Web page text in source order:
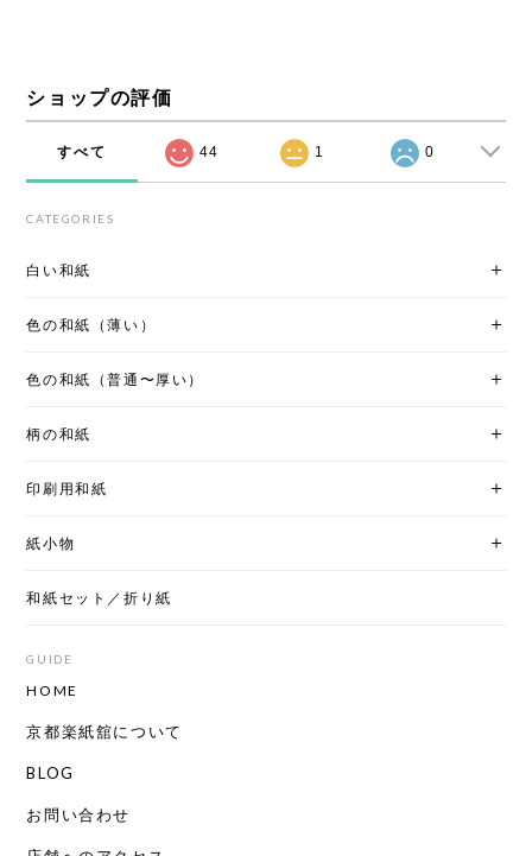
ショップの評価
すべて 44 1 0
CATEGORIES
白い和紙
色の和紙（薄い）
色の和紙（普通〜厚い）
柄の和紙
印刷用和紙
紙小物
和紙セット／折り紙
GUIDE
HOME
京都楽紙舘について
BLOG
お問い合わせ